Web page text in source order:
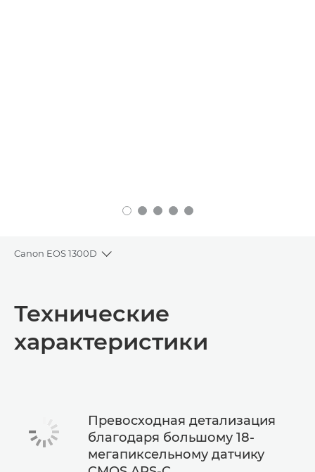
Canon EOS 1300D
Toggle breadcrumbs
Технические характеристики
Технические
характеристики
Превосходная детализация
благодаря большому 18-
мегапиксельному датчику